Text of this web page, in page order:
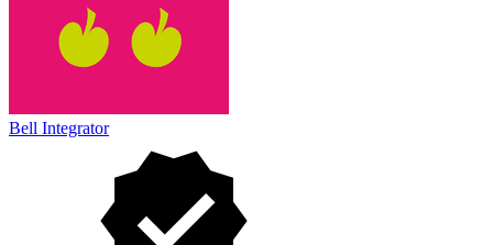
Bell Integrator